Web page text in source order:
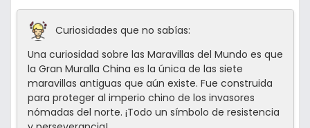
Curiosidades que no sabías:
Una curiosidad sobre las Maravillas del Mundo es que
la Gran Muralla China es la única de las siete
maravillas antiguas que aún existe. Fue construida
para proteger al imperio chino de los invasores
nómadas del norte. ¡Todo un símbolo de resistencia